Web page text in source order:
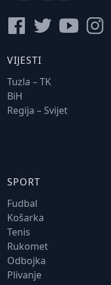
VIJESTI
Tuzla – TK
BiH
Regija – Svijet
SPORT
Fudbal
Košarka
Tenis
Rukomet
Odbojka
Plivanje